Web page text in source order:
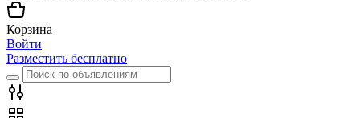
Корзина
Войти
Разместить бесплатно